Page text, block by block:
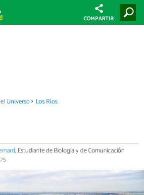
COMPARTIR
Universo Los Ríos
, Estudiante de Biología y de Comunicación